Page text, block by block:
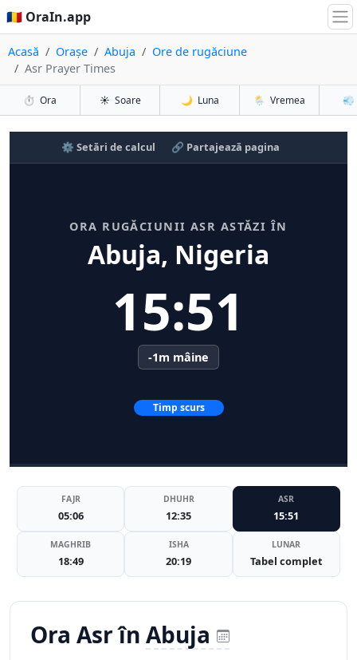
🇷🇴 OraIn.app
Acasă Orașe Abuja
Ore de rugăciune
Asr Prayer Times
⏱️ Ora ☀️ Soare 🌙 Luna 🌦️ Vremea 💨
⚙️ Setări de calcul 🔗 Partajează pagina
ORA RUGĂCIUNII ASR ASTĂZI ÎN
Abuja, Nigeria
15:51
-1m mâine
Timp scurs
FAJR
05:06
DHUHR
12:35
ASR
15:51
MAGHRIB
18:49
ISHA
20:19
LUNAR
Tabel complet
Ora Asr în Abuja